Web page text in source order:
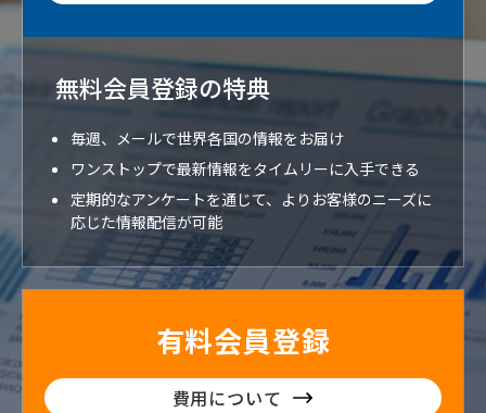
無料会員登録の特典
毎週、メールで世界各国の情報をお届け
ワンストップで最新情報をタイムリーに入手できる
定期的なアンケートを通じて、よりお客様のニーズに
応じた情報配信が可能
有料会員登録
費用について